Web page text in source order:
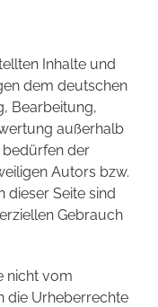
Inhalte und
dem deutschen
Bearbeitung,
außerhalb
bedürfen der
Autors bzw.
dieser Seite sind
Gebrauch
nicht vom
die Urheberrechte